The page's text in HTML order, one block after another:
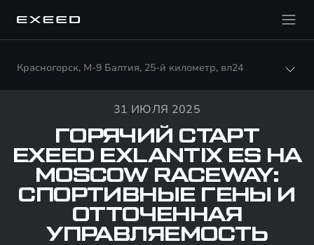
Красногорск, М-9 Балтия, 25-й километр, вл24
31 ИЮЛЯ 2025
ГОРЯЧИЙ СТАРТ
EXEED EXLANTIX ES НА
MOSCOW RACEWAY:
СПОРТИВНЫЕ ГЕНЫ И
ОТТОЧЕННАЯ
УПРАВЛЯЕМОСТЬ